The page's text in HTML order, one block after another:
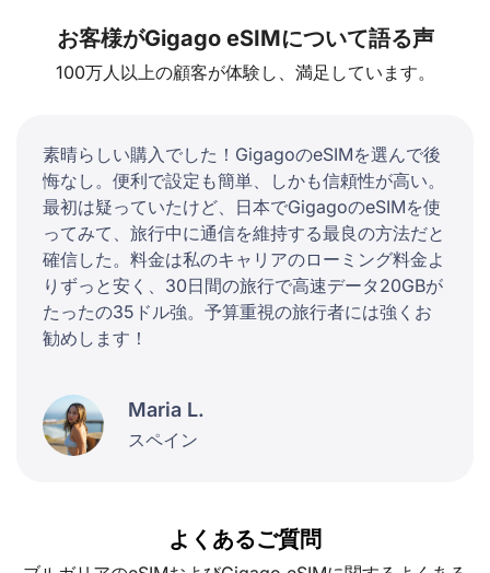
お客様がGigago eSIMについて語る声
100万人以上の顧客が体験し、満足しています。
素晴らしい購入でした！GigagoのeSIMを選んで後
悔なし。便利で設定も簡単、しかも信頼性が高い。
最初は疑っていたけど、日本でGigagoのeSIMを使
ってみて、旅行中に通信を維持する最良の方法だと
確信した。料金は私のキャリアのローミング料金よ
りずっと安く、30日間の旅行で高速データ20GBが
たったの35ドル強。予算重視の旅行者には強くお
勧めします！
Maria L.
スペイン
よくあるご質問